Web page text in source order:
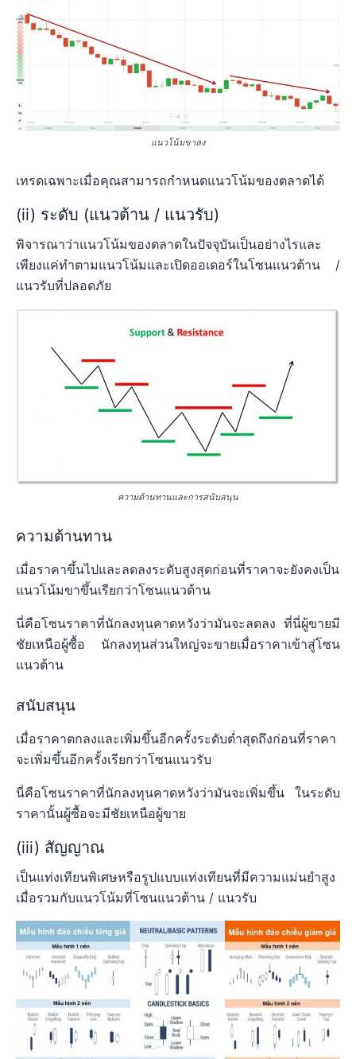
แนวโน้มขาลง
เทรดเฉพาะเมื่อคุณสามารถกำหนดแนวโน้มของตลาดได้
(ii) ระดับ (แนวต้าน / แนวรับ)
พิจารณาว่าแนวโน้มของตลาดในปัจจุบันเป็นอย่างไรและ
เพียงแค่ทำตามแนวโน้มและเปิดออเดอร์ในโซนแนวต้าน /
แนวรับที่ปลอดภัย
ความต้านทานและการสนับสนุน
ความต้านทาน
เมื่อราคาขึ้นไปและลดลงระดับสูงสุดก่อนที่ราคาจะยังคงเป็น
แนวโน้มขาขึ้นเรียกว่าโซนแนวต้าน
นี่คือโซนราคาที่นักลงทุนคาดหวังว่ามันจะลดลง ที่นี่ผู้ขายมี
ชัยเหนือผู้ซื้อ นักลงทุนส่วนใหญ่จะขายเมื่อราคาเข้าสู่โซน
แนวต้าน
สนับสนุน
เมื่อราคาตกลงและเพิ่มขึ้นอีกครั้งระดับต่ำสุดถึงก่อนที่ราคา
จะเพิ่มขึ้นอีกครั้งเรียกว่าโซนแนวรับ
นี่คือโซนราคาที่นักลงทุนคาดหวังว่ามันจะเพิ่มขึ้น ในระดับ
ราคานั้นผู้ซื้อจะมีชัยเหนือผู้ขาย
(iii) สัญญาณ
เป็นแท่งเทียนพิเศษหรือรูปแบบแท่งเทียนที่มีความแม่นยำสูง
เมื่อรวมกับแนวโน้มที่โซนแนวต้าน / แนวรับ